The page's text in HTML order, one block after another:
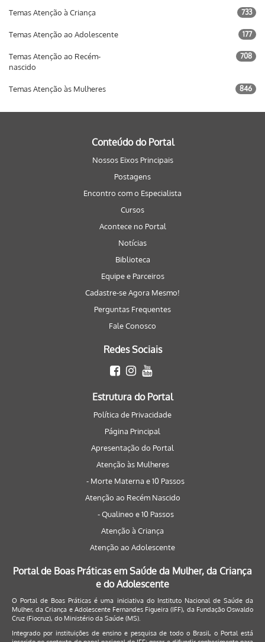
Temas Atenção à Criança 733
Temas Atenção ao Adolescente 177
Temas Atenção ao Recém-
nascido
708
Temas Atenção às Mulheres 846
Conteúdo do Portal
Nossos Eixos Principais
Postagens
Encontro com o Especialista
Cursos
Acontece no Portal
Notícias
Biblioteca
Equipe e Parceiros
Cadastre-se Agora Mesmo!
Perguntas Frequentes
Fale Conosco
Redes Sociais
Estrutura do Portal
Política de Privacidade
Página Principal
Apresentação do Portal
Atenção às Mulheres
- Morte Materna e 10 Passos
Atenção ao Recém Nascido
- Qualineo e 10 Passos
Atenção à Criança
Atenção ao Adolescente
Portal de Boas Práticas em Saúde da Mulher, da Criança
e do Adolescente
O Portal de Boas Práticas é uma iniciativa do Instituto Nacional de Saúde da
Mulher, da Criança e Adolescente Fernandes Figueira (IFF), da Fundação Oswaldo
Cruz (Fiocruz), do Ministério da Saúde (MS).
Integrado por instituições de ensino e pesquisa de todo o Brasil, o Portal está